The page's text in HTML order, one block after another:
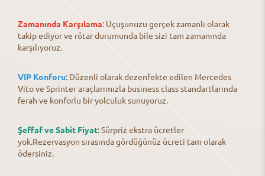
Zamanında Karşılama: Uçuşunuzu gerçek zamanlı olarak
takip ediyor ve rötar durumunda bile sizi tam zamanında
karşılıyoruz.
VIP Konforu: Düzenli olarak dezenfekte edilen Mercedes
Vito ve Sprinter araçlarımızla business class standartlarında
ferah ve konforlu bir yolculuk sunuyoruz.
Şeffaf ve Sabit Fiyat: Sürpriz ekstra ücretler
yok.Rezervasyon sırasında gördüğünüz ücreti tam olarak
ödersiniz.